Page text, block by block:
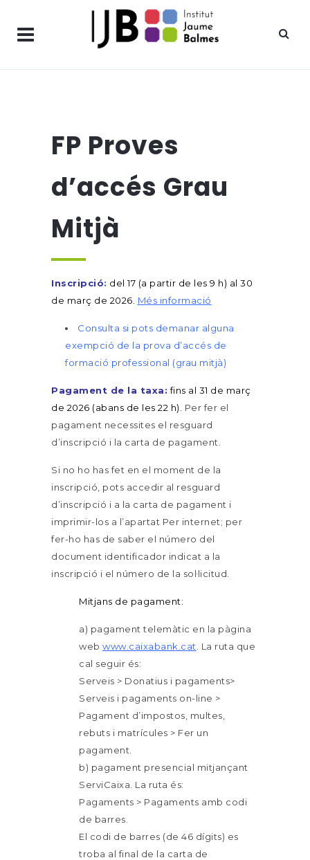
FP Proves
d’accés Grau
Mitjà
Inscripció: del 17 (a partir de les 9 h) al 30
de març de 2026. Més informació
Consulta si pots demanar alguna
exempció de la prova d’accés de
formació professional (grau mitjà)
Pagament de la taxa: fins al 31 de març
de 2026 (abans de les 22 h). Per fer el
pagament necessites el resguard
d’inscripció i la carta de pagament.
Si no ho has fet en el moment de la
inscripció, pots accedir al resguard
d’inscripció i a la carta de pagament i
imprimir-los a l’apartat Per internet; per
fer-ho has de saber el número del
document identificador indicat a la
inscripció i el número de la sol·licitud.
Mitjans de pagament:
a) pagament telemàtic en la pàgina
web www.caixabank.cat . La ruta que
cal seguir és:
Serveis > Donatius i pagaments>
Serveis i pagaments on-line >
Pagament d’impostos, multes,
rebuts i matrícules > Fer un
pagament.
b) pagament presencial mitjançant
ServiCaixa. La ruta és:
Pagaments > Pagaments amb codi
de barres.
El codi de barres (de 46 dígits) es
troba al final de la carta de